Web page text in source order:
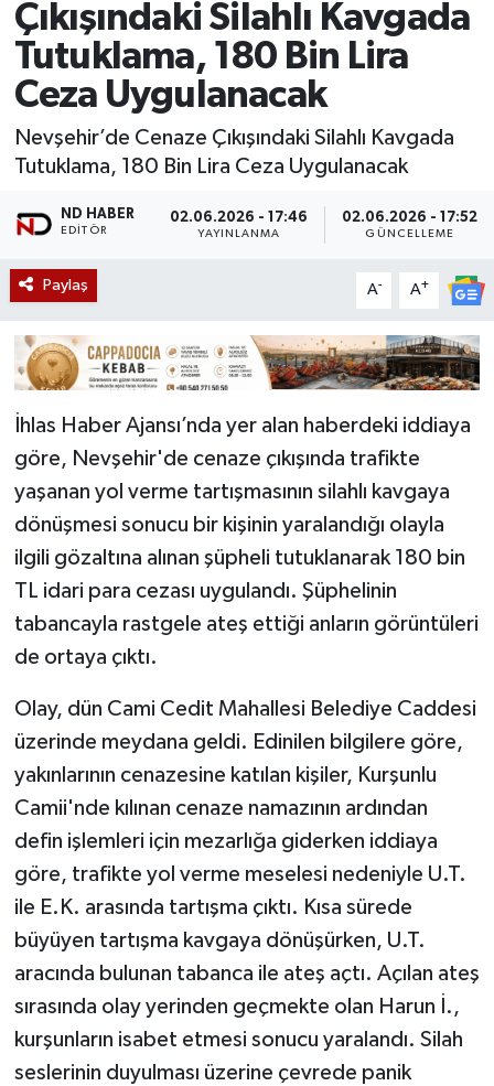
Çıkışındaki Silahlı Kavgada
Tutuklama, 180 Bin Lira
Ceza Uygulanacak
Nevşehir’de Cenaze Çıkışındaki Silahlı Kavgada
Tutuklama, 180 Bin Lira Ceza Uygulanacak
ND HABER
EDITÖR
02.06.2026 - 17:46
YAYINLANMA
02.06.2026 - 17:52
GÜNCELLEME
Paylaş A- A+
İhlas Haber Ajansı’nda yer alan haberdeki iddiaya
göre, Nevşehir'de cenaze çıkışında trafikte
yaşanan yol verme tartışmasının silahlı kavgaya
dönüşmesi sonucu bir kişinin yaralandığı olayla
ilgili gözaltına alınan şüpheli tutuklanarak 180 bin
TL idari para cezası uygulandı. Şüphelinin
tabancayla rastgele ateş ettiği anların görüntüleri
de ortaya çıktı.
Olay, dün Cami Cedit Mahallesi Belediye Caddesi
üzerinde meydana geldi. Edinilen bilgilere göre,
yakınlarının cenazesine katılan kişiler, Kurşunlu
Camii'nde kılınan cenaze namazının ardından
defin işlemleri için mezarlığa giderken iddiaya
göre, trafikte yol verme meselesi nedeniyle U.T.
ile E.K. arasında tartışma çıktı. Kısa sürede
büyüyen tartışma kavgaya dönüşürken, U.T.
aracında bulunan tabanca ile ateş açtı. Açılan ateş
sırasında olay yerinden geçmekte olan Harun İ.,
kurşunların isabet etmesi sonucu yaralandı. Silah
seslerinin duyulması üzerine çevrede panik